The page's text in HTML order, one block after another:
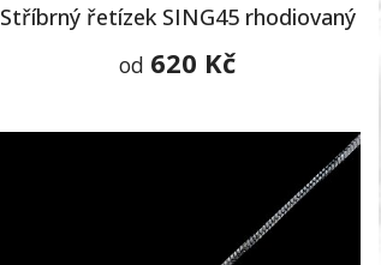
Stříbrný řetízek SING45 rhodiovaný
od 620 Kč